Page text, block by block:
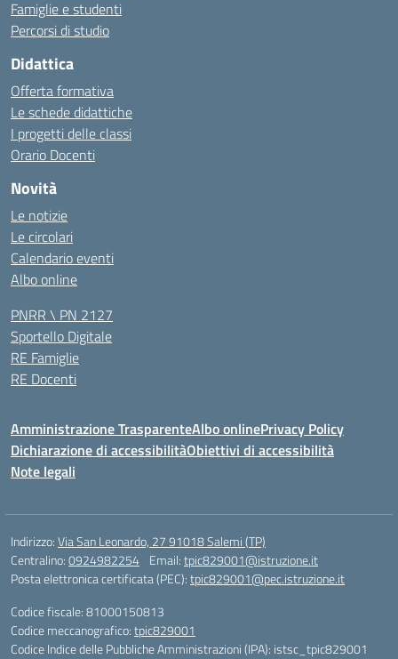
Famiglie e studenti
Percorsi di studio
Didattica
Offerta formativa
Le schede didattiche
I progetti delle classi
Orario Docenti
Novità
Le notizie
Le circolari
Calendario eventi
Albo online
PNRR \ PN 2127
Sportello Digitale
RE Famiglie
RE Docenti
Amministrazione TrasparenteAlbo onlinePrivacy Policy
Dichiarazione di accessibilitàObiettivi di accessibilità
Note legali
Indirizzo:Via San Leonardo, 27 91018 Salemi (TP)
Centralino:0924982254 Email:tpic829001@istruzione.it
Posta elettronica certificata (PEC):tpic829001@pec.istruzione.it
Codice fiscale: 81000150813
Codice meccanografico:tpic829001
Codice Indice delle Pubbliche Amministrazioni (IPA): istsc_tpic829001